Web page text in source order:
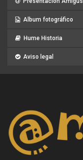
Album fotográfico
Hume Historia
Aviso legal